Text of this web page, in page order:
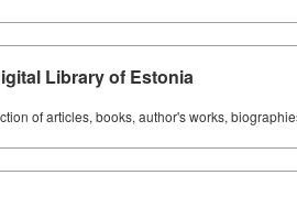
Library of Estonia
of articles, books, author's works,